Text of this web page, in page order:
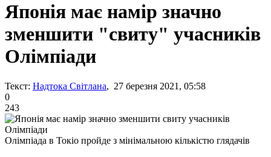
Японія має намір значно
зменшити "свиту" учасників
Олімпіади
Текст: Надтока Світлана, 27 березня 2021, 05:58
0
243
Олімпіада в Токіо пройде з мінімальною кількістю глядачів